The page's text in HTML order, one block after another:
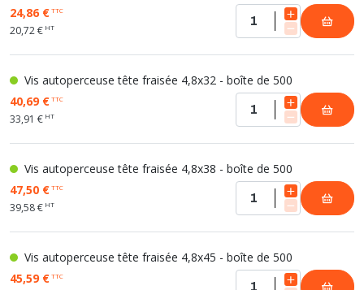
24,86 €TTC
20,72 € HT
Vis autoperceuse tête fraisée 4,8x32 - boîte de 500
40,69 €TTC
33,91 € HT
Vis autoperceuse tête fraisée 4,8x38 - boîte de 500
47,50 €TTC
39,58 € HT
Vis autoperceuse tête fraisée 4,8x45 - boîte de 500
45,59 €TTC